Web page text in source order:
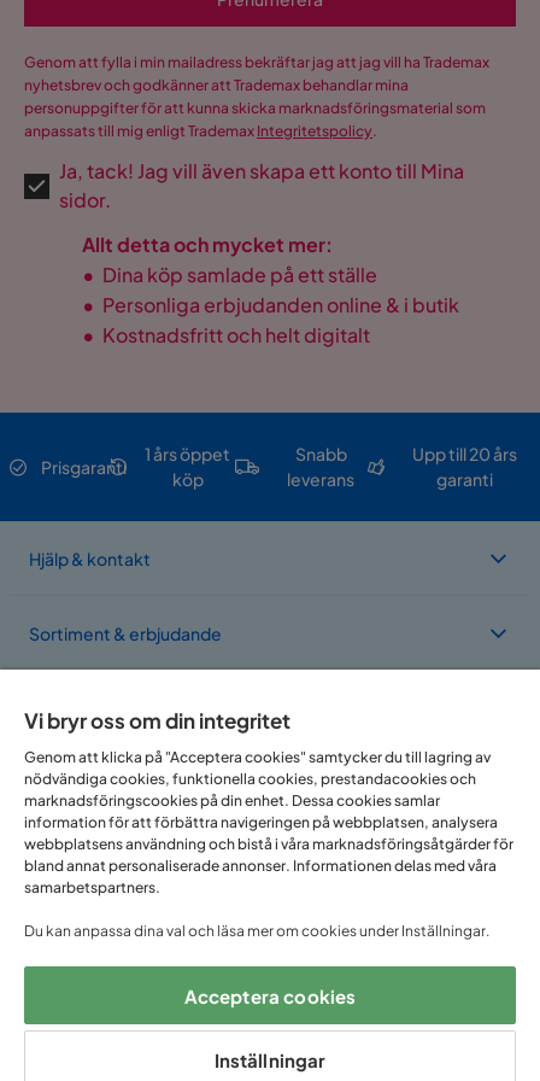
Material stomme Trä
Pilling av 1 till 5 4
Martindale 100000
Material
Sammansättning 92% PES, 8% PA
Material klädsel Polyester
Form Rektangulär
Serie
Genom att fylla i min mailadress bekräftar jag att jag vill ha Trademax
nyhetsbrev och godkänner att Trademax behandlar mina
personuppgifter för att kunna skicka marknadsföringsmaterial som
anpassats till mig enligt Trademax Integritetspolicy.
Ja, tack! Jag vill även skapa ett konto till Mina
sidor.
Allt detta och mycket mer:
• Dina köp samlade på ett ställe
• Personliga erbjudanden online & i butik
• Kostnadsfritt och helt digitalt
Prisgaranti
1 års öppet
köp
Snabb
leverans
Upp till 20 års
garanti
Hjälp & kontakt
Sortiment & erbjudande
Om Trademax
Vi finns i flera länder
Följ oss på:
Vi bryr oss om din integritet
Genom att klicka på "Acceptera cookies" samtycker du till lagring av
nödvändiga cookies, funktionella cookies, prestandacookies och
marknadsföringscookies på din enhet. Dessa cookies samlar
information för att förbättra navigeringen på webbplatsen, analysera
webbplatsens användning och bistå i våra marknadsföringsåtgärder för
bland annat personaliserade annonser. Informationen delas med våra
samarbetspartners.
Du kan anpassa dina val och läsa mer om cookies under Inställningar.
Acceptera cookies
Inställningar